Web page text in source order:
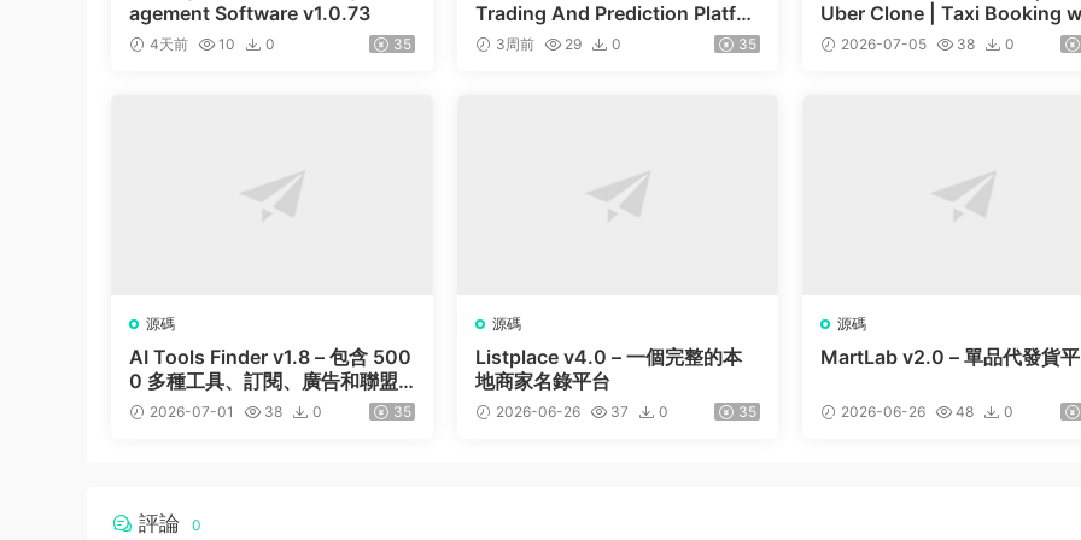
agement Software v1.0.73
4天前 10 0 35
Trading And Prediction Platfor
m | Share Market
3周前 29 0 35
Uber Clone | Taxi Booking
h Cab | Rental | Bidding |
2026-07-05 38 0
源碼
AI Tools Finder v1.8 – 包含 500
0 多種工具、訂閱、廣告和聯盟
營銷的自動抓取 AI 目錄
2026-07-01 38 0 35
源碼
Listplace v4.0 – 一個完整的本
地商家名錄平台
2026-06-26 37 0 35
源碼
MartLab v2.0 – 單品代發貨
2026-06-26 48 0
評論 0